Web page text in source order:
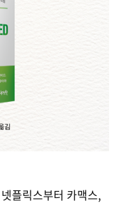
플릭스부터 카맥스,